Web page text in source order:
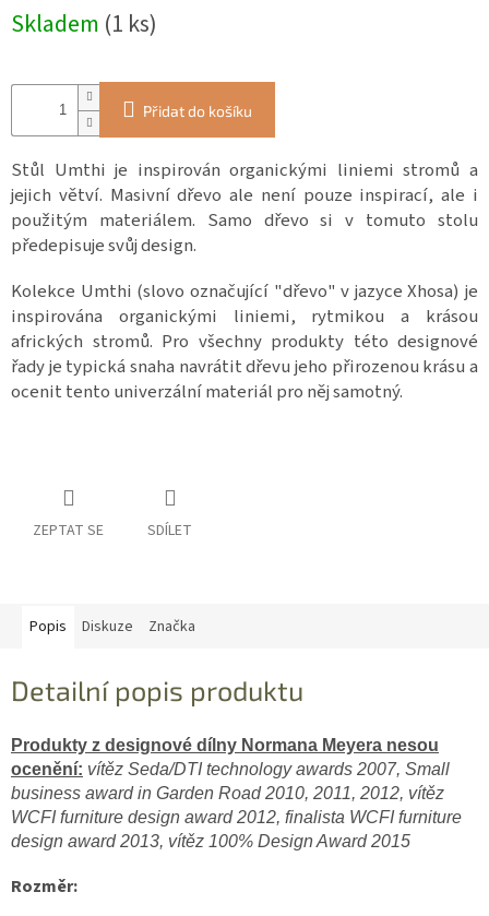
Přihlášení
cena:
Skladem (1 ks)
Přidat do košíku
Stůl Umthi je inspirován organickými liniemi stromů a
jejich větví. Masivní dřevo ale není pouze inspirací, ale i
použitým materiálem. Samo dřevo si v tomuto stolu
předepisuje svůj design.
Kolekce Umthi (slovo označující "dřevo" v jazyce Xhosa) je
inspirována organickými liniemi, rytmikou a krásou
afrických stromů. Pro všechny produkty této designové
řady je typická snaha navrátit dřevu jeho přirozenou krásu a
ocenit tento univerzální materiál pro něj samotný.
ZEPTAT SE SDÍLET
Popis Diskuze Značka
Detailní popis produktu
Produkty z designové dílny Normana Meyera nesou
ocenění: vítěz Seda/DTI technology awards 2007, Small
business award in Garden Road 2010, 2011, 2012, vítěz
WCFI furniture design award 2012, finalista WCFI furniture
design award 2013, vítěz 100% Design Award 2015
Rozměr: